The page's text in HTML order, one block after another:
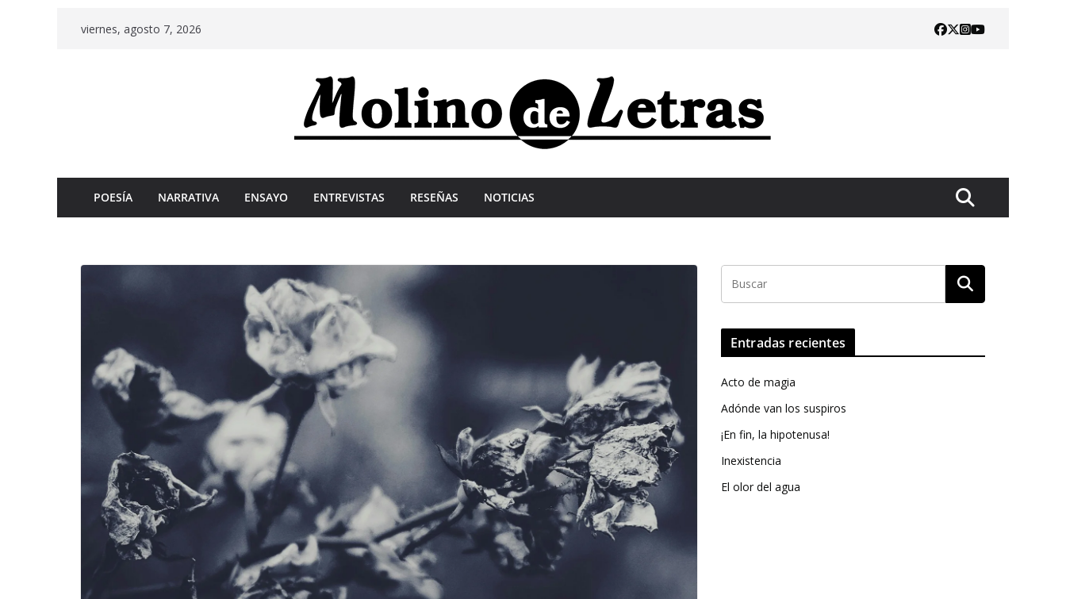
viernes, agosto 7, 2026
POESÍA NARRATIVA ENSAYO ENTREVISTAS RESEÑAS NOTICIAS
Entradas recientes
Acto de magia
Adónde van los suspiros
¡En fin, la hipotenusa!
Inexistencia
El olor del agua